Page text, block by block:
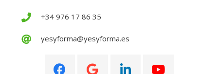
+34 976 17 86 35
yesyforma@yesyforma.es